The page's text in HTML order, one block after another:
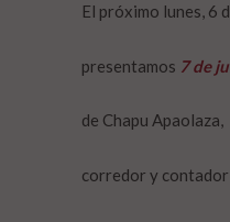
El próximo lunes, 6
presentamos 7 de
de Chapu Apaolaza,
corredor y contador